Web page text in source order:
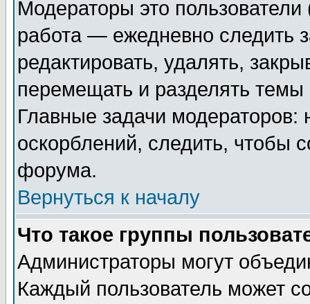
Модераторы это
работа — ежедневно следить
редактировать, удалять,
перемещать и разделять
Главные задачи
оскорблений, следить, чтобы
форума.
Вернуться к началу
Что такое группы
Администраторы могут
Каждый пользователь может